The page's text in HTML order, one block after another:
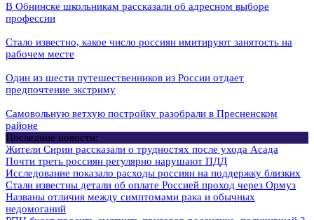
В Обнинске школьникам рассказали об адресном выборе
профессии
Стало известно, какое число россиян имитируют занятость на
рабочем месте
Один из шести путешественников из России отдает
предпочтение экстриму
Самовольную ветхую постройку разобрали в Пресненском
районе
Последние новости:
Жители Сирии рассказали о трудностях после ухода Асада
Почти треть россиян регулярно нарушают ПДД
Исследование показало расходы россиян на поддержку близких
Стали известны детали об оплате Россией проход через Ормуз
Названы отличия между симптомами рака и обычных
недомоганий